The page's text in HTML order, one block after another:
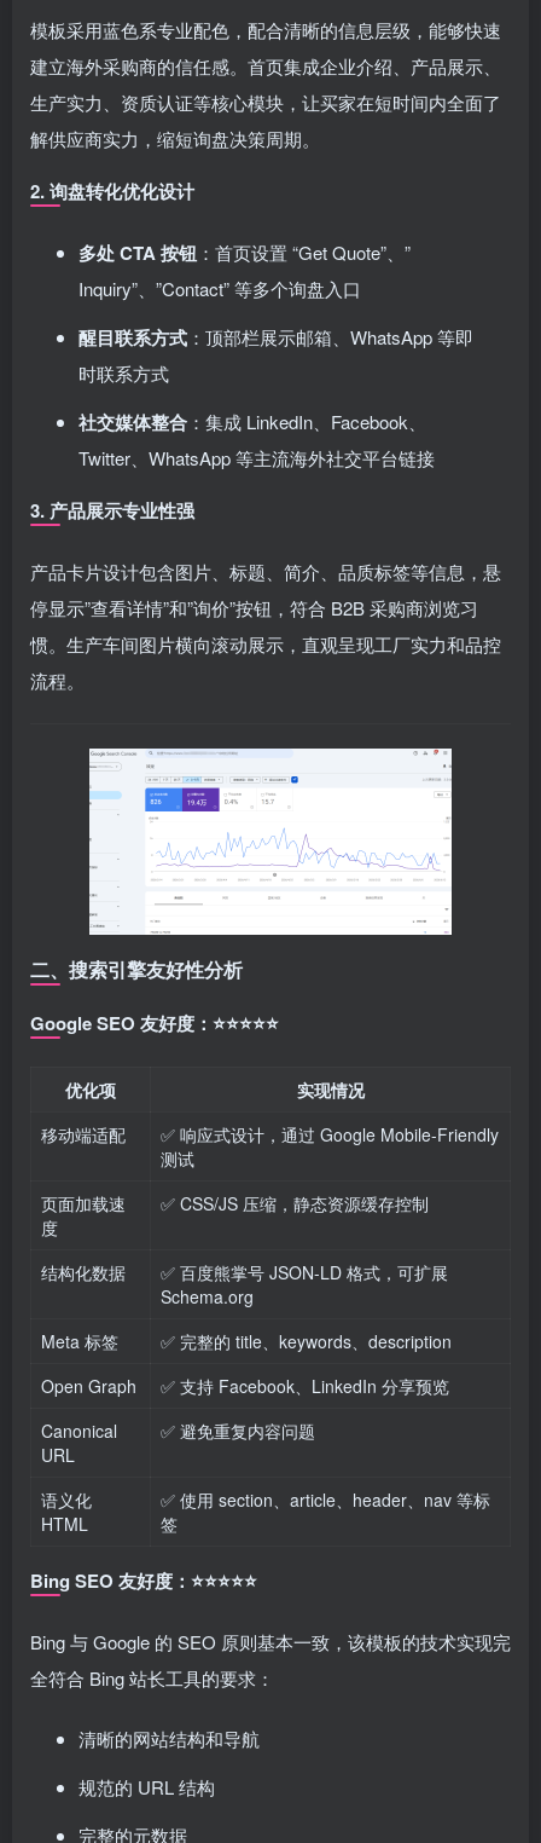
模板采用蓝色系专业配色，配合清晰的信息层级，能够快速
建立海外采购商的信任感。首页集成企业介绍、产品展示、
生产实力、资质认证等核心模块，让买家在短时间内全面了
解供应商实力，缩短询盘决策周期。
2. 询盘转化优化设计
多处 CTA 按钮 ：首页设置 “Get Quote”、”
Inquiry”、”Contact” 等多个询盘入口
醒目联系方式 ：顶部栏展示邮箱、WhatsApp 等即
时联系方式
社交媒体整合 ：集成 LinkedIn、Facebook、
Twitter、WhatsApp 等主流海外社交平台链接
3. 产品展示专业性强
产品卡片设计包含图片、标题、简介、品质标签等信息，悬
停显示”查看详情”和”询价”按钮，符合 B2B 采购商浏览习
惯。生产车间图片横向滚动展示，直观呈现工厂实力和品控
流程。
二、搜索引擎友好性分析
Google SEO 友好度：⭐⭐⭐⭐⭐
优化项
实现情况
移动端适配
✅ 响应式设计，通过 Google Mobile-Friendly
测试
页面加载速
度
✅ CSS/JS 压缩，静态资源缓存控制
结构化数据
✅ 百度熊掌号 JSON-LD 格式，可扩展
Schema.org
Meta 标签
✅ 完整的 title、keywords、description
Open Graph
✅ 支持 Facebook、LinkedIn 分享预览
Canonical
URL
✅ 避免重复内容问题
语义化
HTML
✅ 使用 section、article、header、nav 等标
签
Bing SEO 友好度：⭐⭐⭐⭐⭐
Bing 与 Google 的 SEO 原则基本一致，该模板的技术实现完
全符合 Bing 站长工具的要求：
清晰的网站结构和导航
规范的 URL 结构
完整的元数据